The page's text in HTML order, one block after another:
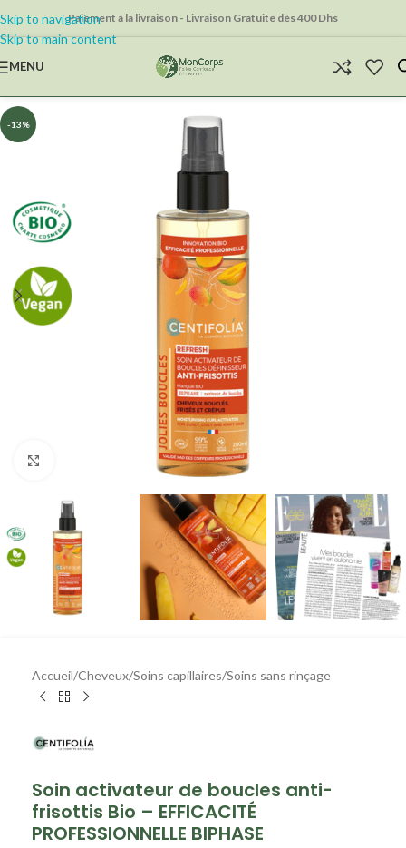
Skip to navigation
Skip to main content
Paiement à la livraison - Livraison Gratuite dès 400 Dhs
MENU
-13%
Accueil/Cheveux/Soins capillaires/Soins sans rinçage
Soin activateur de boucles anti-
frisottis Bio – EFFICACITÉ
PROFESSIONNELLE BIPHASE